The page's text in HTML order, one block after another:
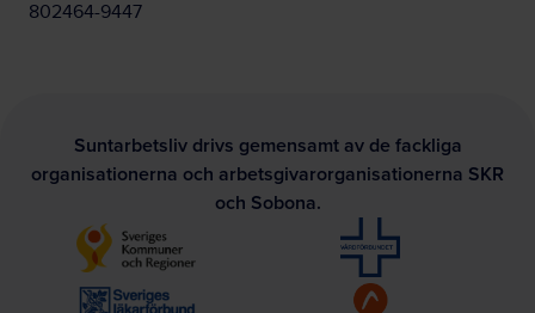
802464-9447
Suntarbetsliv drivs gemensamt av de fackliga
organisationerna och arbetsgivarorganisationerna SKR
och Sobona.